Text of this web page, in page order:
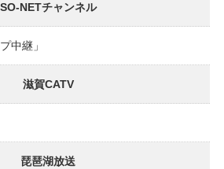
SO-NETチャンネル
中継」
滋賀CATV
琵琶湖放送